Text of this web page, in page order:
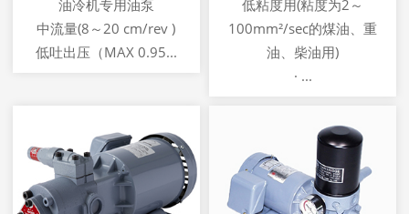
油冷机专用油泵
中流量(8～20 cm/rev )
低吐出压（MAX 0.95...
低粘度用(粘度为2～
100mm²/sec的煤油、重
油、柴油用)
· ...